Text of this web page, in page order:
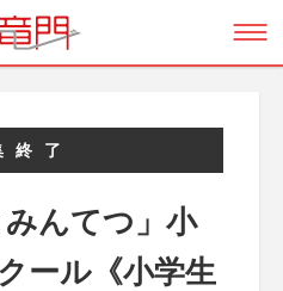
終了
んてつ」小
ール《小学生